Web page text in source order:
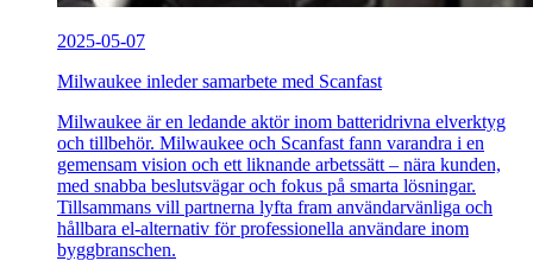
2025-05-07
Milwaukee inleder samarbete med Scanfast
Milwaukee är en ledande aktör inom batteridrivna elverktyg
och tillbehör. Milwaukee och Scanfast fann varandra i en
gemensam vision och ett liknande arbetssätt – nära kunden,
med snabba beslutsvägar och fokus på smarta lösningar.
Tillsammans vill partnerna lyfta fram användarvänliga och
hållbara el-alternativ för professionella användare inom
byggbranschen.